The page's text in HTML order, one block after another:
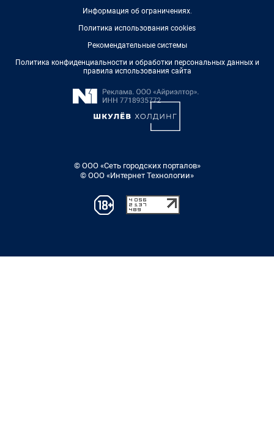
Информация об ограничениях.
Политика использования cookies
Рекомендательные системы
Политика конфиденциальности и обработки персональных данных и
правила использования сайта
© ООО «Сеть городских порталов»
© ООО «Интернет Технологии»